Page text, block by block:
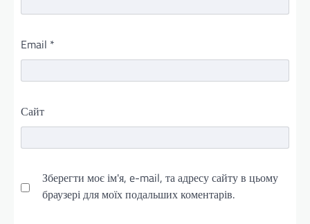
Email *
Сайт
Зберегти моє ім'я, e-mail, та адресу сайту в цьому
браузері для моїх подальших коментарів.